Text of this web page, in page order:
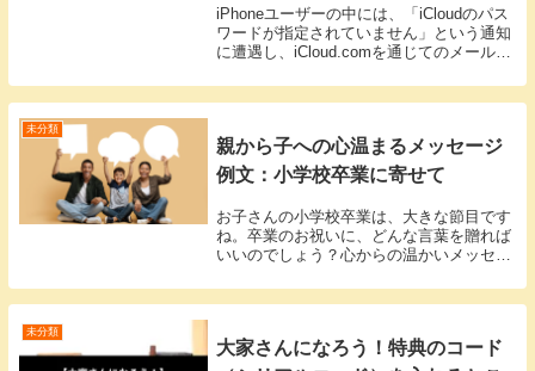
iPhoneユーザーの中には、「iCloudのパス
ワードが指定されていません」という通知
に遭遇し、iCloud.comを通じてのメール送
題が発生した際、「メールを取得できませ
未分類
親から子への心温まるメッセージ
例文：小学校卒業に寄せて
お子さんの小学校卒業は、大きな節目です
ね。卒業のお祝いに、どんな言葉を贈れば
いいのでしょう？心からの温かいメッセー
の卒業を祝うメッセージの書き方と具体的
未分類
大家さんになろう！特典のコード